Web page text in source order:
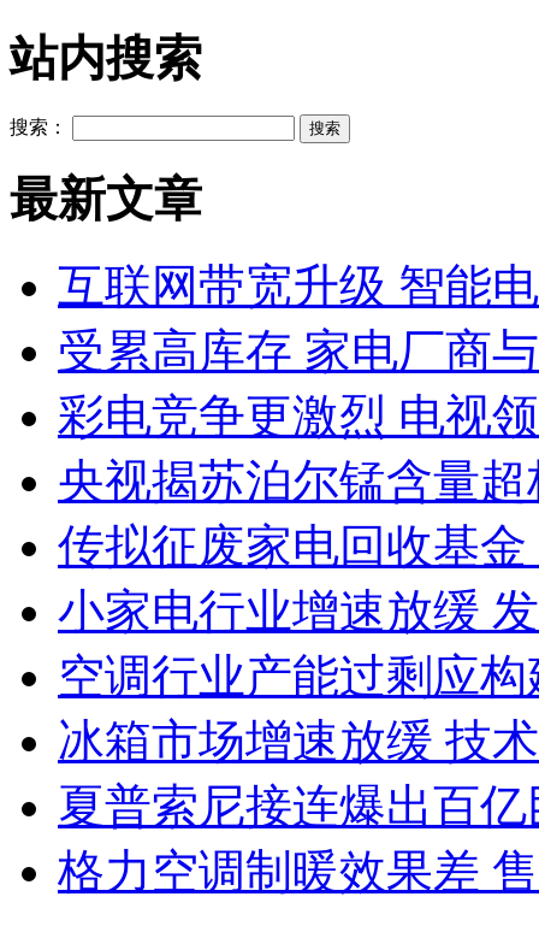
站内搜索
搜索：
最新文章
互联网带宽升级 智能
受累高库存 家电厂商
彩电竞争更激烈 电视
央视揭苏泊尔锰含量
传拟征废家电回收基金
小家电行业增速放缓
空调行业产能过剩应
冰箱市场增速放缓 技
夏普索尼接连爆出百
格力空调制暖效果差